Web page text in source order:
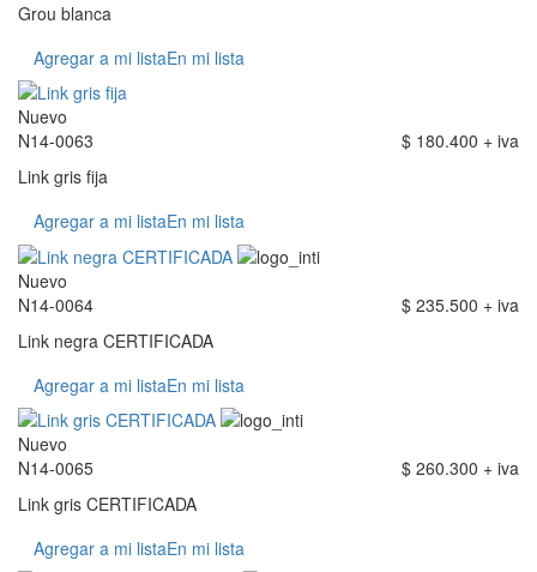
Grou blanca
Agregar a mi listaEn mi lista
Nuevo
N14-0063
$ 180.400 + iva
Link gris fija
Agregar a mi listaEn mi lista
Nuevo
N14-0064
$ 235.500 + iva
Link negra CERTIFICADA
Agregar a mi listaEn mi lista
Nuevo
N14-0065
$ 260.300 + iva
Link gris CERTIFICADA
Agregar a mi listaEn mi lista